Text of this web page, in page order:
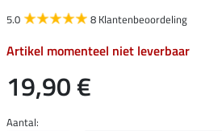
5.0 8 Klantenbeoordeling
Artikel momenteel niet leverbaar
19,90 €
Aantal: